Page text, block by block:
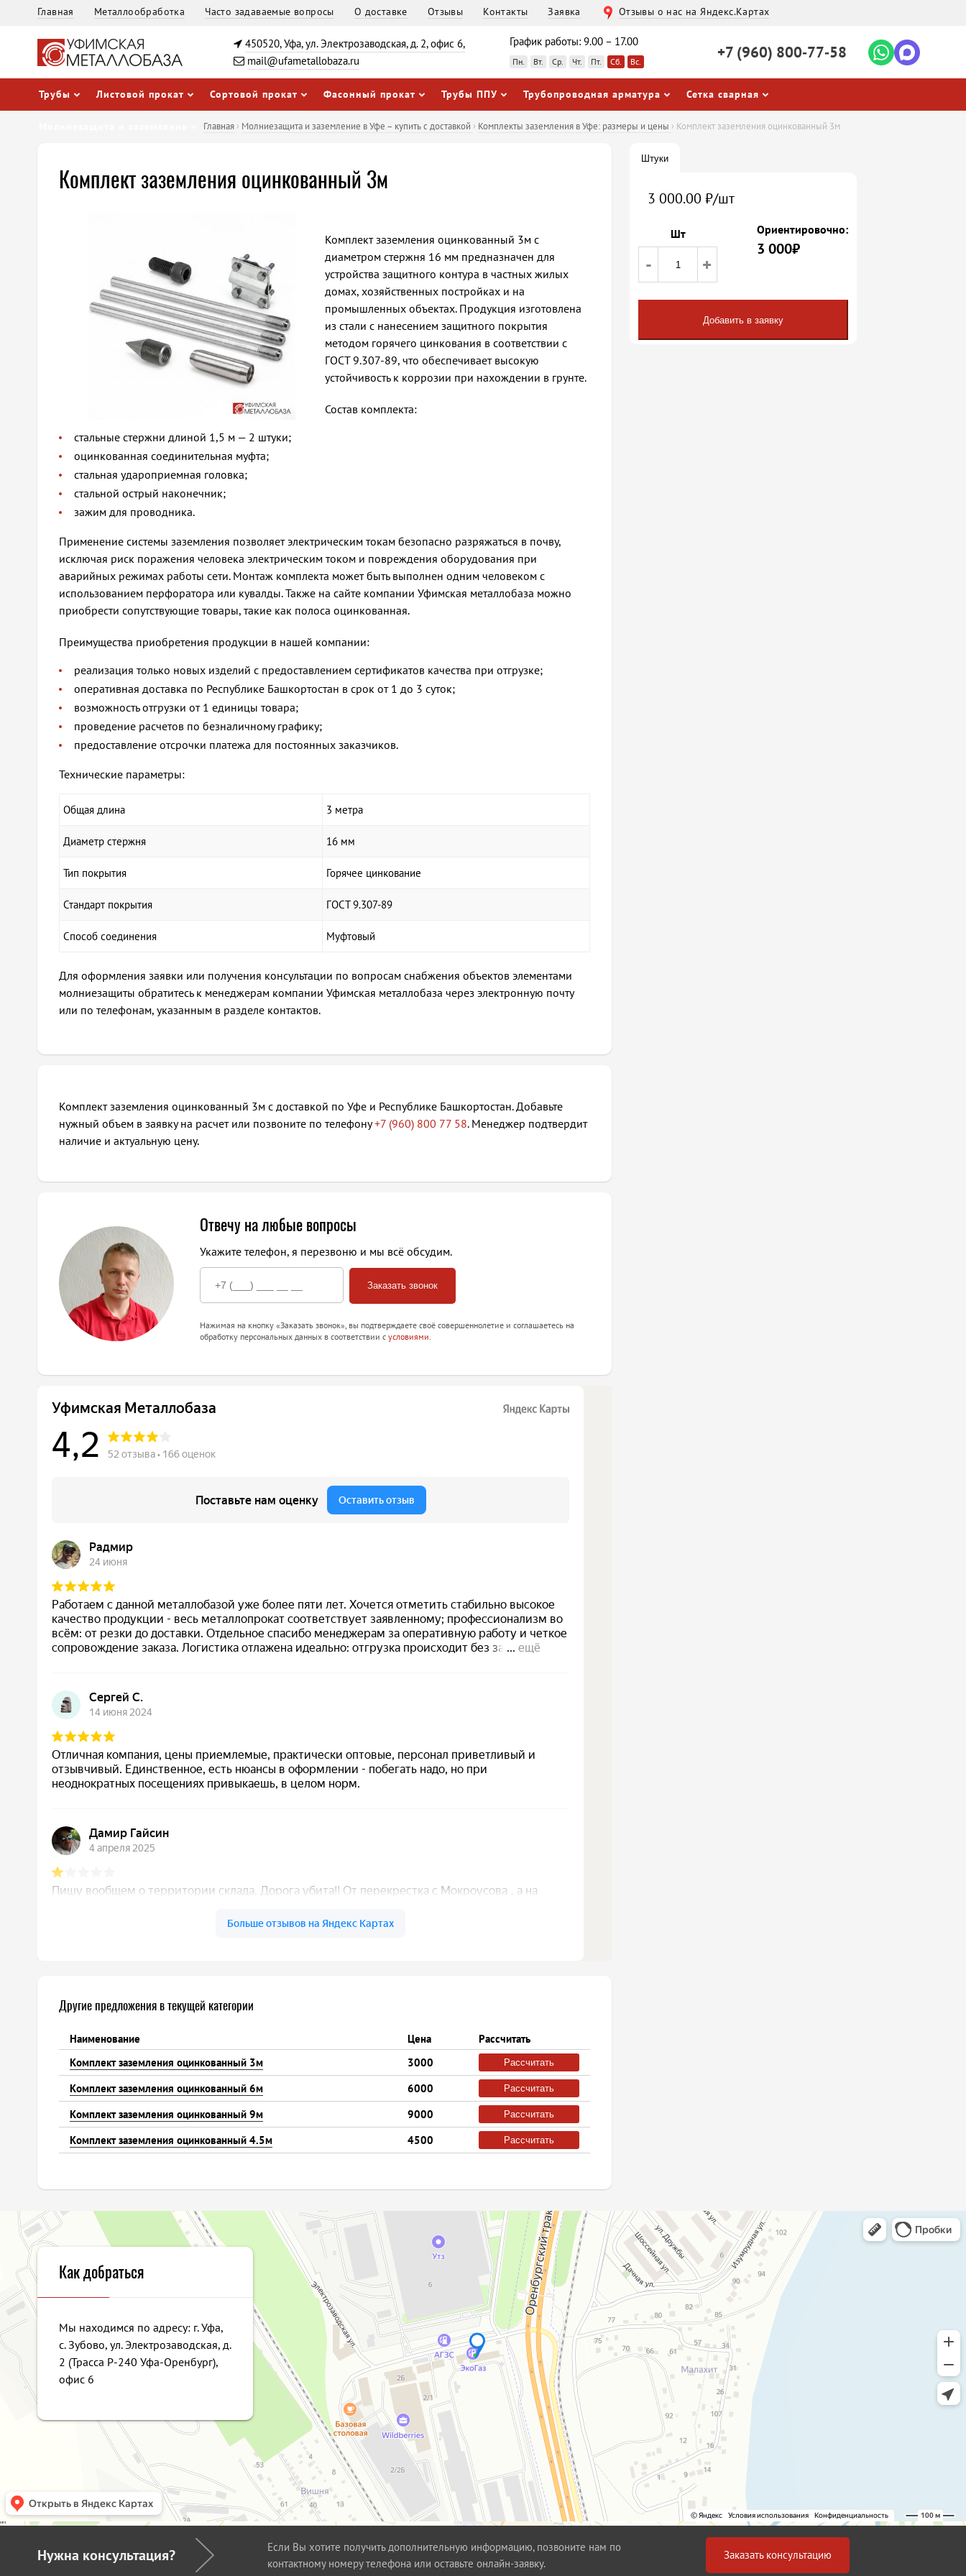
Главная Металлообработка Часто задаваемые вопросы О доставке Отзывы Контакты Заявка Отзывы о нас на Яндекс.Картах
450520, Уфа, ул. Электрозаводская, д. 2, офис 6,
mail@ufametallobaza.ru
График работы: 9.00 – 17.00
Пн. Вт. Ср. Чт. Пт. Сб. Вс. +7 (960) 800‐77‐58
Трубы Листовой прокат Сортовой прокат Фасонный прокат Трубы ППУ Трубопроводная арматура Сетка сварная
Главная › Молниезащита и заземление в Уфе – купить с доставкой › Комплекты заземления в Уфе: размеры и цены › Комплект заземления оцинкованный 3м
Комплект заземления оцинкованный 3м
Комплект заземления оцинкованный 3м с
диаметром стержня 16 мм предназначен для
устройства защитного контура в частных жилых
домах, хозяйственных постройках и на
промышленных объектах. Продукция изготовлена
из стали с нанесением защитного покрытия
методом горячего цинкования в соответствии с
ГОСТ 9.307-89, что обеспечивает высокую
устойчивость к коррозии при нахождении в грунте.
Состав комплекта:
стальные стержни длиной 1,5 м — 2 штуки;
оцинкованная соединительная муфта;
стальная удароприемная головка;
стальной острый наконечник;
зажим для проводника.
Применение системы заземления позволяет электрическим токам безопасно разряжаться в почву,
исключая риск поражения человека электрическим током и повреждения оборудования при
аварийных режимах работы сети. Монтаж комплекта может быть выполнен одним человеком с
использованием перфоратора или кувалды. Также на сайте компании Уфимская металлобаза можно
приобрести сопутствующие товары, такие как полоса оцинкованная.
Преимущества приобретения продукции в нашей компании:
реализация только новых изделий с предоставлением сертификатов качества при отгрузке;
оперативная доставка по Республике Башкортостан в срок от 1 до 3 суток;
возможность отгрузки от 1 единицы товара;
проведение расчетов по безналичному графику;
предоставление отсрочки платежа для постоянных заказчиков.
Технические параметры:
Общая длина 3 метра
Диаметр стержня 16 мм
Тип покрытия Горячее цинкование
Стандарт покрытия ГОСТ 9.307-89
Способ соединения Муфтовый
Для оформления заявки или получения консультации по вопросам снабжения объектов элементами
молниезащиты обратитесь к менеджерам компании Уфимская металлобаза через электронную почту
или по телефонам, указанным в разделе контактов.
Штуки
3 000.00 ₽/шт
Шт
- +
Ориентировочно:
3 000₽
Добавить в заявку
Комплект заземления оцинкованный 3м с доставкой по Уфе и Республике Башкортостан. Добавьте
нужный объем в заявку на расчет или позвоните по телефону+7 (960) 800 77 58. Менеджер подтвердит
наличие и актуальную цену.
Отвечу на любые вопросы
Укажите телефон, я перезвоню и мы всё обсудим.
Нажимая на кнопку «Заказать звонок», вы подтверждаете своё совершеннолетие и соглашаетесь на
обработку персональных данных в соответствии с условиями.
Другие предложения в текущей категории
Наименование Цена
Рассчитать
Комплект заземления оцинкованный 3м
3000 Рассчитать
Комплект заземления оцинкованный 6м 6000 Рассчитать
Комплект заземления оцинкованный 9м 9000 Рассчитать
Комплект заземления оцинкованный 4.5м 4500 Рассчитать
Как добраться
Мы находимся по адресу: г. Уфа,
с. Зубово, ул. Электрозаводская, д.
2 (Трасса Р-240 Уфа-Оренбург),
офис 6
Нужна консультация?
Если Вы хотите получить дополнительную информацию, позвоните нам по
контактному номеру телефона или оставьте онлайн-заявку.
Заказать консультацию